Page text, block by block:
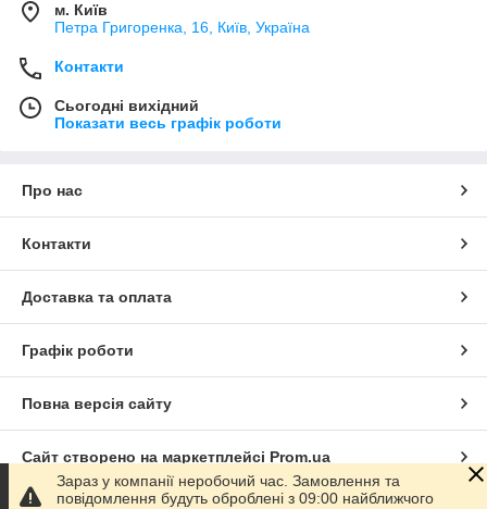
м. Київ
Петра Григоренка, 16, Київ, Україна
Контакти
Сьогодні вихідний
Показати весь графік роботи
Про нас
Контакти
Доставка та оплата
Графік роботи
Повна версія сайту
Сайт створено на маркетплейсі Prom.ua
Зараз у компанії неробочий час. Замовлення та
повідомлення будуть оброблені з 09:00 найближчого